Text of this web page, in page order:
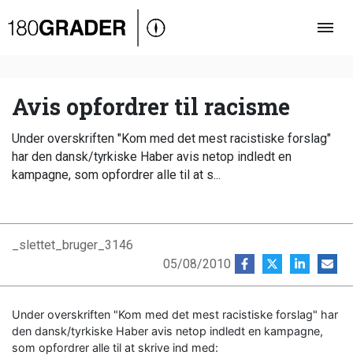
Oversigt
Debat
Video
Podcast
Avis opfordrer til racisme
Under overskriften "Kom med det mest racistiske forslag"
har den dansk/tyrkiske Haber avis netop indledt en
kampagne, som opfordrer alle til at s...
_slettet_bruger_3146
05/08/2010
Under overskriften "Kom med det mest racistiske forslag" har
den dansk/tyrkiske Haber avis netop indledt en kampagne,
som opfordrer alle til at skrive ind med: